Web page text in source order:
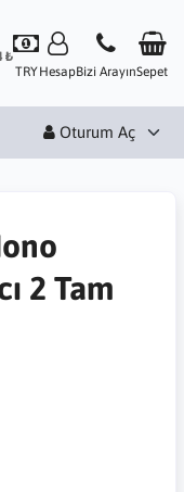
₺
TRYHesapBizi ArayınSepet
Oturum Aç
2 Tam